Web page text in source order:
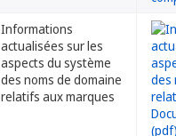
Informations
actualisées sur les
aspects du système
des noms de domaine
relatifs aux marques